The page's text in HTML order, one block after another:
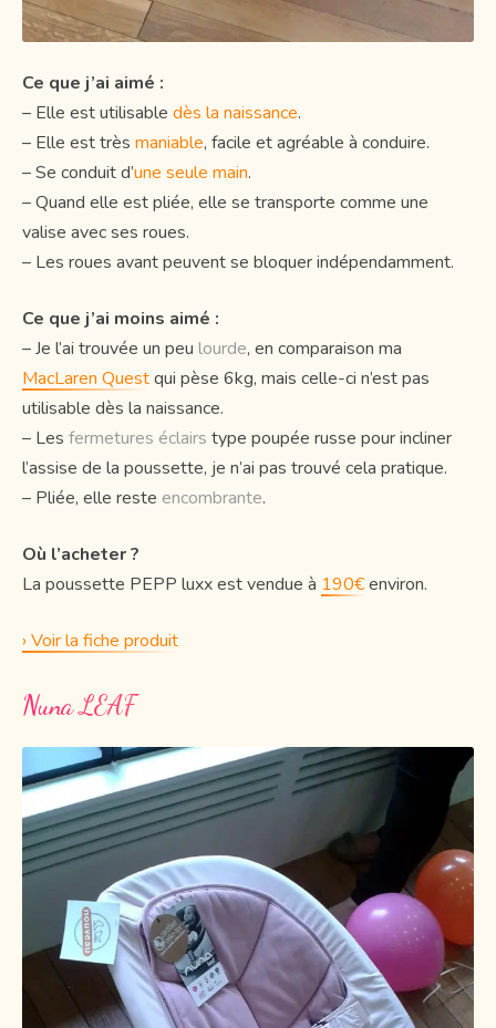
Ce que j’ai aimé :
– Elle est utilisable dès la naissance.
– Elle est très maniable, facile et agréable à conduire.
– Se conduit d’une seule main.
– Quand elle est pliée, elle se transporte comme une
valise avec ses roues.
– Les roues avant peuvent se bloquer indépendamment.
Ce que j’ai moins aimé :
– Je l’ai trouvée un peu lourde, en comparaison ma
MacLaren Questqui pèse 6kg, mais celle-ci n’est pas
utilisable dès la naissance.
– Les fermetures éclairs type poupée russe pour incliner
l’assise de la poussette, je n’ai pas trouvé cela pratique.
– Pliée, elle reste encombrante.
Où l’acheter ?
La poussette PEPP luxx est vendue à 190€environ.
› Voir la fiche produit
Nuna LEAF